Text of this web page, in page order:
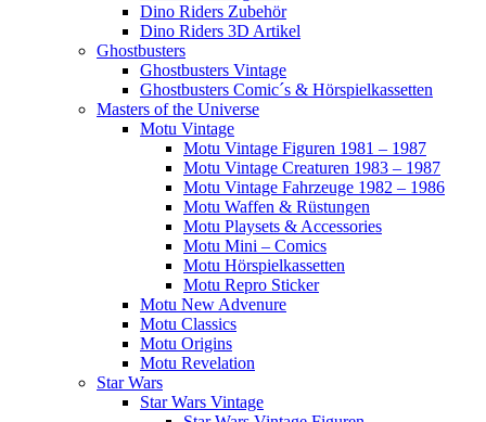
Dino Riders Zubehör
Dino Riders 3D Artikel
Ghostbusters
Ghostbusters Vintage
Ghostbusters Comic´s & Hörspielkassetten
Masters of the Universe
Motu Vintage
Motu Vintage Figuren 1981 – 1987
Motu Vintage Creaturen 1983 – 1987
Motu Vintage Fahrzeuge 1982 – 1986
Motu Waffen & Rüstungen
Motu Playsets & Accessories
Motu Mini – Comics
Motu Hörspielkassetten
Motu Repro Sticker
Motu New Advenure
Motu Classics
Motu Origins
Motu Revelation
Star Wars
Star Wars Vintage